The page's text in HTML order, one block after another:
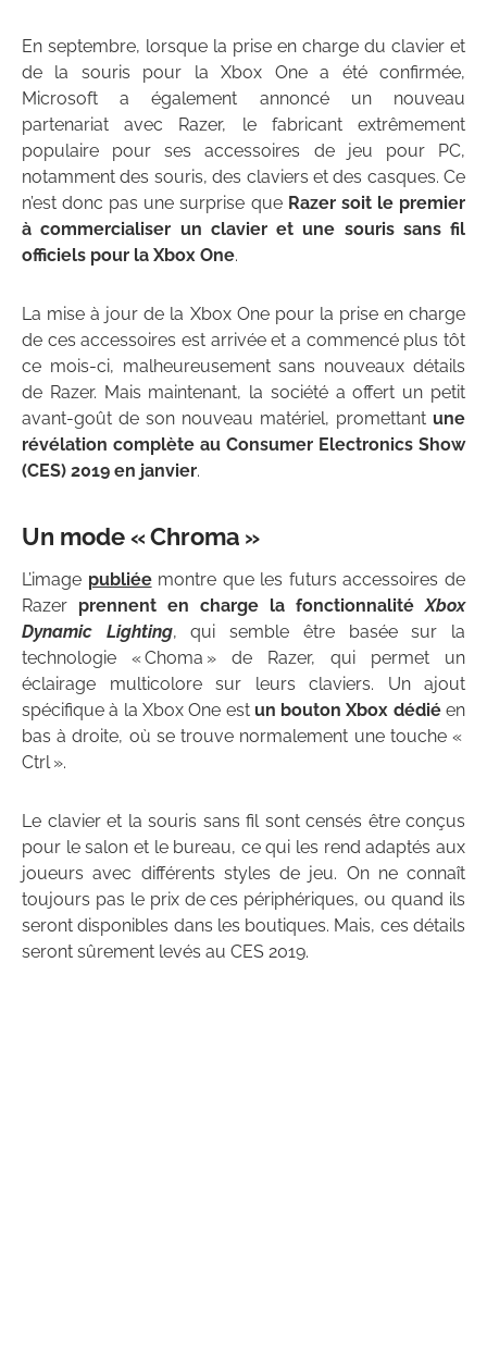
En septembre, lorsque la prise en charge du clavier et
de la souris pour la Xbox One a été confirmée,
Microsoft a également annoncé un nouveau
partenariat avec Razer, le fabricant extrêmement
populaire pour ses accessoires de jeu pour PC,
notamment des souris, des claviers et des casques. Ce
n’est donc pas une surprise que Razer soit le premier
à commercialiser un clavier et une souris sans fil
officiels pour la Xbox One.
La mise à jour de la Xbox One pour la prise en charge
de ces accessoires est arrivée et a commencé plus tôt
ce mois-ci, malheureusement sans nouveaux détails
de Razer. Mais maintenant, la société a offert un petit
avant-goût de son nouveau matériel, promettant une
révélation complète au Consumer Electronics Show
(CES) 2019 en janvier.
Un mode « Chroma »
L’image publiéemontre que les futurs accessoires de
Razer prennent en charge la fonctionnalitéXbox
Dynamic Lighting, qui semble être basée sur la
technologie « Choma » de Razer, qui permet un
éclairage multicolore sur leurs claviers. Un ajout
spécifique à la Xbox One est un bouton Xbox dédiéen
bas à droite, où se trouve normalement une touche «
Ctrl ».
Le clavier et la souris sans fil sont censés être conçus
pour le salon et le bureau, ce qui les rend adaptés aux
joueurs avec différents styles de jeu. On ne connaît
toujours pas le prix de ces périphériques, ou quand ils
seront disponibles dans les boutiques. Mais, ces détails
seront sûrement levés au CES 2019.